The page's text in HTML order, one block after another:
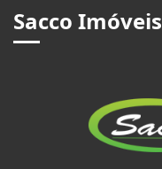
Sacco Imóveis